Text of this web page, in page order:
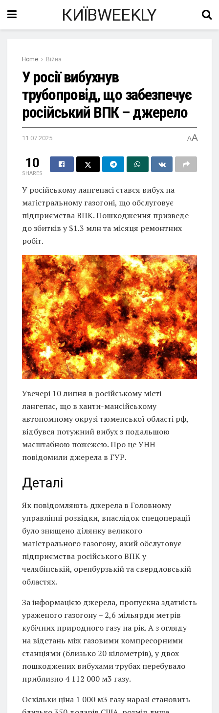
КИЇВWEEKLY
Home Війна
У росії вибухнув
трубопровід, що забезпечує
російський ВПК – джерело
11.07.2025 AA
10
SHARES
У російському лангепасі стався вибух на
магістральному газогоні, що обслуговує
підприємства ВПК. Пошкодження призведе
до збитків у $1.3 млн та місяця ремонтних
робіт.
Увечері 10 липня в російському місті
лангепас, що в ханти-мансійському
автономному окрузі тюменської області рф,
відбувся потужний вибух з подальшою
масштабною пожежею. Про це УНН
повідомили джерела в ГУР.
Деталі
Як повідомляють джерела в Головному
управлінні розвідки, внаслідок спецоперації
було знищено ділянку великого
магістрального газогону, який обслуговує
підприємства російського ВПК у
челябінській, оренбурзькій та свердловській
областях.
За інформацією джерела, пропускна здатність
ураженого газогону – 2,6 мільярди метрів
кубічних природного газу на рік. А з огляду
на відстань між газовими компресорними
станціями (близько 20 кілометрів), у двох
пошкоджених вибухами трубах перебувало
приблизно 4 112 000 м3 газу.
Оскільки ціна 1 000 м3 газу наразі становить